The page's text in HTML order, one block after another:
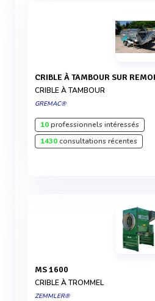
CRIBLE À TAMBOUR SUR
CRIBLE À TAMBOUR
GREMAC®
10professionnels intéressés
1430consultations récentes
MS 1600
CRIBLE À TROMMEL
ZEMMLER®